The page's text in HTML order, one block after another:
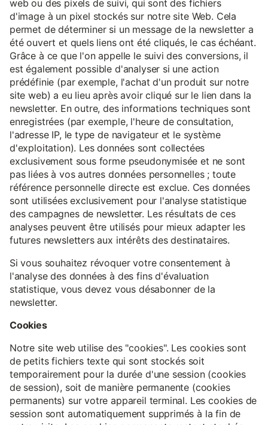
web ou des pixels de suivi, qui sont des fichiers
d'image à un pixel stockés sur notre site Web. Cela
permet de déterminer si un message de la newsletter a
été ouvert et quels liens ont été cliqués, le cas échéant.
Grâce à ce que l'on appelle le suivi des conversions, il
est également possible d'analyser si une action
prédéfinie (par exemple, l'achat d'un produit sur notre
site web) a eu lieu après avoir cliqué sur le lien dans la
newsletter. En outre, des informations techniques sont
enregistrées (par exemple, l'heure de consultation,
l'adresse IP, le type de navigateur et le système
d'exploitation). Les données sont collectées
exclusivement sous forme pseudonymisée et ne sont
pas liées à vos autres données personnelles ; toute
référence personnelle directe est exclue. Ces données
sont utilisées exclusivement pour l'analyse statistique
des campagnes de newsletter. Les résultats de ces
analyses peuvent être utilisés pour mieux adapter les
futures newsletters aux intérêts des destinataires.
Si vous souhaitez révoquer votre consentement à
l'analyse des données à des fins d'évaluation
statistique, vous devez vous désabonner de la
newsletter.
Cookies
Notre site web utilise des "cookies". Les cookies sont
de petits fichiers texte qui sont stockés soit
temporairement pour la durée d'une session (cookies
de session), soit de manière permanente (cookies
permanents) sur votre appareil terminal. Les cookies de
session sont automatiquement supprimés à la fin de